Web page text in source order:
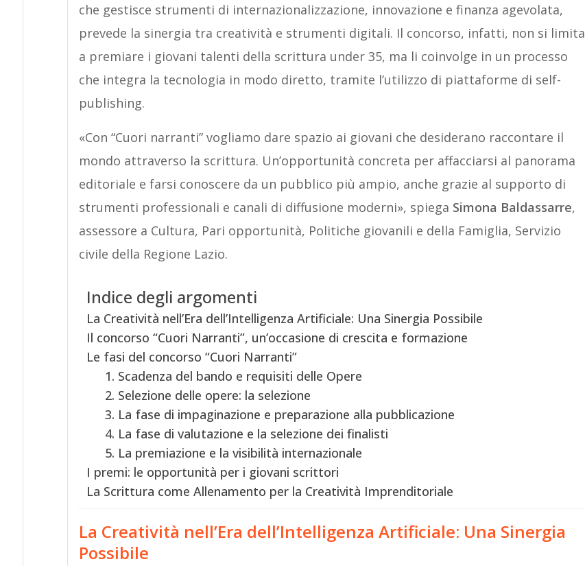
che gestisce strumenti di internazionalizzazione, innovazione e finanza agevolata,
prevede la sinergia tra creatività e strumenti digitali. Il concorso, infatti, non si limita
a premiare i giovani talenti della scrittura under 35, ma li coinvolge in un processo
che integra la tecnologia in modo diretto, tramite l’utilizzo di piattaforme di self-
publishing.
«Con “Cuori narranti” vogliamo dare spazio ai giovani che desiderano raccontare il
mondo attraverso la scrittura. Un’opportunità concreta per affacciarsi al panorama
editoriale e farsi conoscere da un pubblico più ampio, anche grazie al supporto di
strumenti professionali e canali di diffusione moderni», spiega Simona Baldassarre,
assessore a Cultura, Pari opportunità, Politiche giovanili e della Famiglia, Servizio
civile della Regione Lazio.
Indice degli argomenti
La Creatività nell’Era dell’Intelligenza Artificiale: Una Sinergia Possibile
Il concorso “Cuori Narranti”, un’occasione di crescita e formazione
Le fasi del concorso “Cuori Narranti”
1. Scadenza del bando e requisiti delle Opere
2. Selezione delle opere: la selezione
3. La fase di impaginazione e preparazione alla pubblicazione
4. La fase di valutazione e la selezione dei finalisti
5. La premiazione e la visibilità internazionale
I premi: le opportunità per i giovani scrittori
La Scrittura come Allenamento per la Creatività Imprenditoriale
La Creatività nell’Era dell’Intelligenza Artificiale: Una Sinergia
Possibile